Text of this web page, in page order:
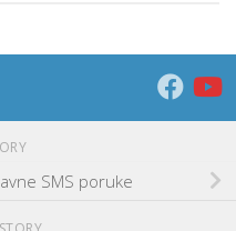
SMS poruke